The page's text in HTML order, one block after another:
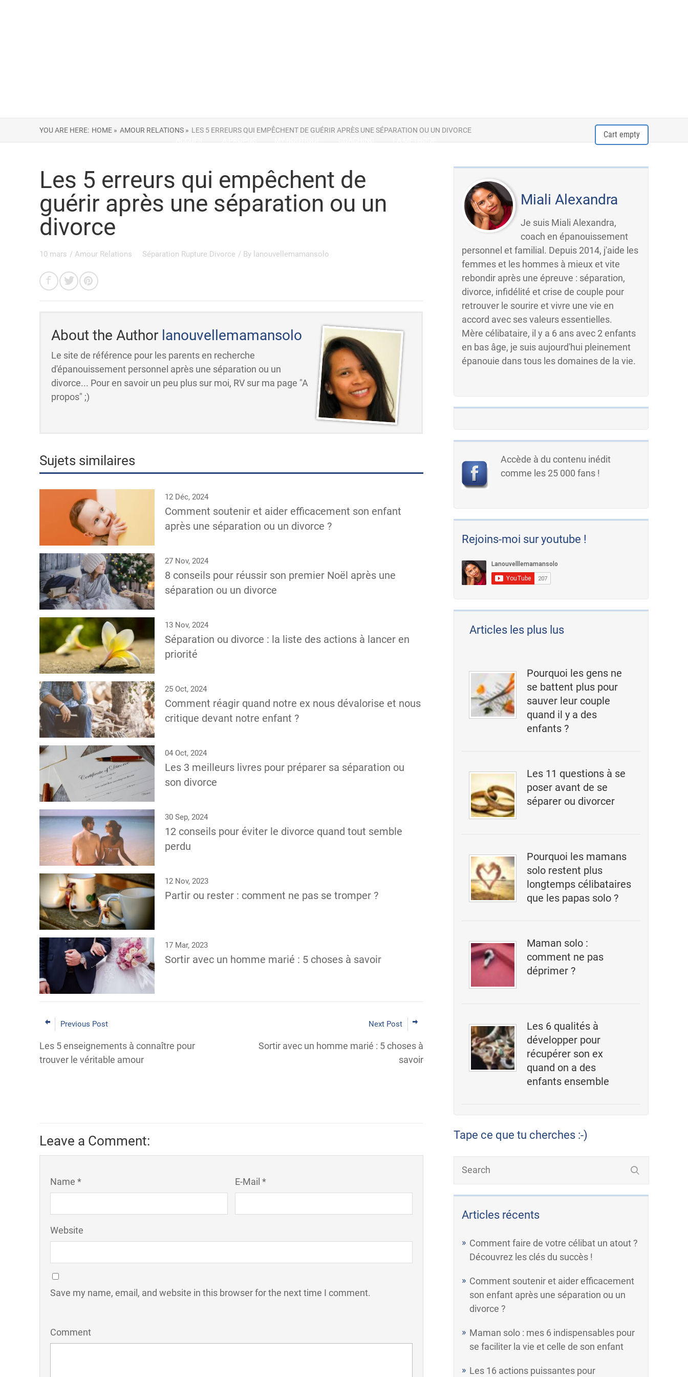
Cart empty
YOU ARE HERE: HOME » AMOUR RELATIONS » LES 5 ERREURS QUI EMPÊCHENT DE GUÉRIR APRÈS UNE SÉPARATION OU UN DIVORCE
Miali Alexandra
Je suis Miali Alexandra,
coach en épanouissement
personnel et familial. Depuis 2014, j'aide les
femmes et les hommes à mieux et vite
rebondir après une épreuve : séparation,
divorce, infidélité et crise de couple pour
retrouver le sourire et vivre une vie en
accord avec ses valeurs essentielles.
Mère célibataire, il y a 6 ans avec 2 enfants
en bas âge, je suis aujourd'hui pleinement
épanouie dans tous les domaines de la vie.
Accède à du contenu inédit
comme les 25 000 fans !
Rejoins-moi sur youtube !
Articles les plus lus
Pourquoi les gens ne
se battent plus pour
sauver leur couple
quand il y a des
enfants ?
Les 11 questions à se
poser avant de se
séparer ou divorcer
Pourquoi les mamans
solo restent plus
longtemps célibataires
que les papas solo ?
Maman solo :
comment ne pas
déprimer ?
Les 6 qualités à
développer pour
récupérer son ex
quand on a des
enfants ensemble
Tape ce que tu cherches :-)
Articles récents
Comment faire de votre célibat un atout ?
Découvrez les clés du succès !
Comment soutenir et aider efficacement
son enfant après une séparation ou un
divorce ?
Maman solo : mes 6 indispensables pour
se faciliter la vie et celle de son enfant
Les 16 actions puissantes pour
Les 5 erreurs qui empêchent de
guérir après une séparation ou un
divorce
10 mars / Amour Relations Séparation Rupture Divorce / By lanouvellemamansolo
About the Author lanouvellemamansolo
Le site de référence pour les parents en recherche
d'épanouissement personnel après une séparation ou un
divorce... Pour en savoir un peu plus sur moi, RV sur ma page "A
propos" ;)
Sujets similaires
12 Déc, 2024
Comment soutenir et aider efficacement son enfant
après une séparation ou un divorce ?
27 Nov, 2024
8 conseils pour réussir son premier Noël après une
séparation ou un divorce
13 Nov, 2024
Séparation ou divorce : la liste des actions à lancer en
priorité
25 Oct, 2024
Comment réagir quand notre ex nous dévalorise et nous
critique devant notre enfant ?
04 Oct, 2024
Les 3 meilleurs livres pour préparer sa séparation ou
son divorce
30 Sep, 2024
12 conseils pour éviter le divorce quand tout semble
perdu
12 Nov, 2023
Partir ou rester : comment ne pas se tromper ?
17 Mar, 2023
Sortir avec un homme marié : 5 choses à savoir
Previous Post
Les 5 enseignements à connaître pour
trouver le véritable amour
Next Post
Sortir avec un homme marié : 5 choses à
savoir
Leave a Comment:
Name * E-Mail *
Website
Save my name, email, and website in this browser for the next time I comment.
Comment